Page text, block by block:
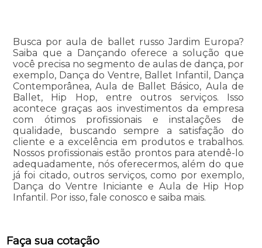
Busca por aula de ballet russo Jardim Europa?
Saiba que a Dançando oferece a solução que
você precisa no segmento de aulas de dança, por
exemplo, Dança do Ventre, Ballet Infantil, Dança
Contemporânea, Aula de Ballet Básico, Aula de
Ballet, Hip Hop, entre outros serviços. Isso
acontece graças aos investimentos da empresa
com ótimos profissionais e instalações de
qualidade, buscando sempre a satisfação do
cliente e a excelência em produtos e trabalhos.
Nossos profissionais estão prontos para atendê-lo
adequadamente, nós oferecermos, além do que
já foi citado, outros serviços, como por exemplo,
Dança do Ventre Iniciante e Aula de Hip Hop
Infantil. Por isso, fale conosco e saiba mais.
Faça sua cotação